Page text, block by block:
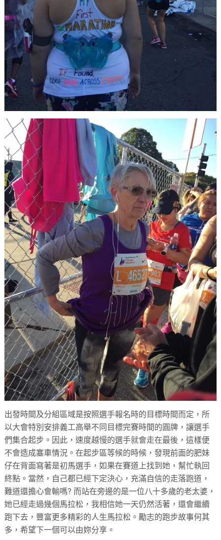
出發時間及分組區域是按照選手報名時的目標時間而定，所
以大會特別安排義工高舉不同目標完賽時間的圓牌，讓選手
們集合起步。因此，速度越慢的選手就會走在最後，這樣便
不會造成塞車情況。在起步區等候的時候，發現前面的肥妹
仔在背面寫著是初馬選手，如果在賽道上找到她，幫忙執回
終點。當然，自己都已經下定決心，充滿自信的走落跑道，
難道還擔心會輸嗎? 而站在旁邊的是一位八十多歲的老太婆，
她已經走過幾個馬拉松，我相信她一天仍然活著，還會繼續
跑下去，豐富更多精彩的人生馬拉松。勵志的跑步故事何其
多，希望下一個可以由妳分享。